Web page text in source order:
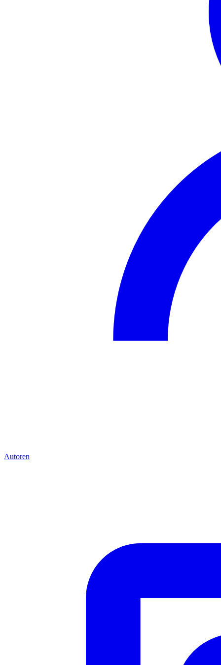
Autoren